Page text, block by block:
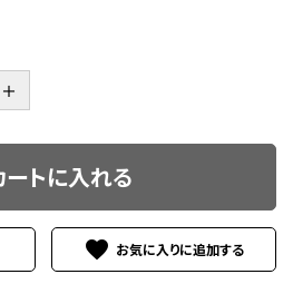
＋
ートに入れる
favorite